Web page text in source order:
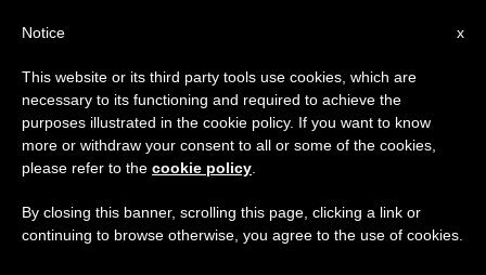
CHIESE LOCALI
x
Notice
This website or its third party tools use cookies, which are
necessary to its functioning and required to achieve the
purposes illustrated in the cookie policy. If you want to know
more or withdraw your consent to all or some of the cookies,
please refer to the cookie policy
By closing this banner, scrolling this page, clicking a link or
continuing to browse otherwise, you agree to the use of cookies.